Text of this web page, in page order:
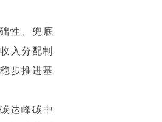
性、兜底
入分配制
步推进基
达峰碳中